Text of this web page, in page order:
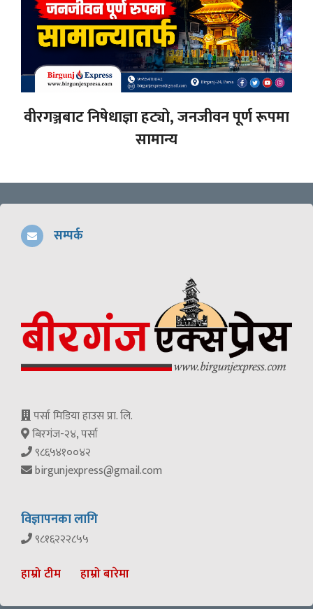
वीरगञ्जबाट निषेधाज्ञा हट्यो, जनजीवन पूर्ण रूपमा
सामान्य
सम्पर्क
पर्सा मिडिया हाउस प्रा. लि.
बिरगंज-२४, पर्सा
९८६५४१००४२
birgunjexpress@gmail.com
विज्ञापनका लागि
९८१६२२२८५५
हाम्रो टीम हाम्रो बारेमा